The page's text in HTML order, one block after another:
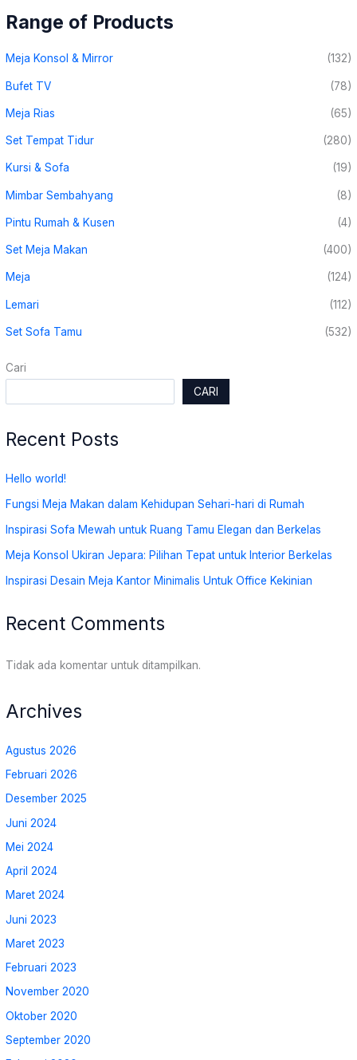
Range of Products
Meja Konsol & Mirror (132)
Bufet TV (78)
Meja Rias (65)
Set Tempat Tidur (280)
Kursi & Sofa (19)
Mimbar Sembahyang (8)
Pintu Rumah & Kusen (4)
Set Meja Makan (400)
Meja (124)
Lemari (112)
Set Sofa Tamu (532)
Cari
CARI
Recent Posts
Hello world!
Fungsi Meja Makan dalam Kehidupan Sehari-hari di Rumah
Inspirasi Sofa Mewah untuk Ruang Tamu Elegan dan Berkelas
Meja Konsol Ukiran Jepara: Pilihan Tepat untuk Interior Berkelas
Inspirasi Desain Meja Kantor Minimalis Untuk Office Kekinian
Recent Comments
Tidak ada komentar untuk ditampilkan.
Archives
Agustus 2026
Februari 2026
Desember 2025
Juni 2024
Mei 2024
April 2024
Maret 2024
Juni 2023
Maret 2023
Februari 2023
November 2020
Oktober 2020
September 2020